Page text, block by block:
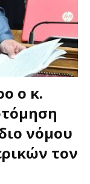
ο κ.
νόμου
τον